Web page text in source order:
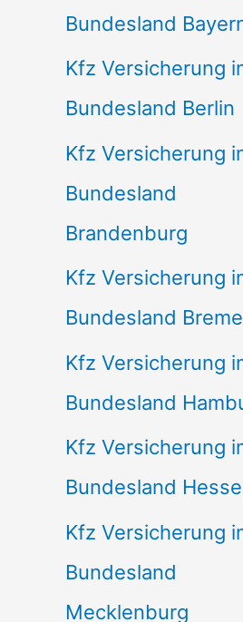
Bundesland
Kfz Versicherung
Bundesland Berlin
Kfz Versicherung
Bundesland
Brandenburg
Kfz Versicherung
Bundesland
Kfz Versicherung
Bundesland
Kfz Versicherung
Bundesland
Kfz Versicherung
Bundesland
Mecklenburg